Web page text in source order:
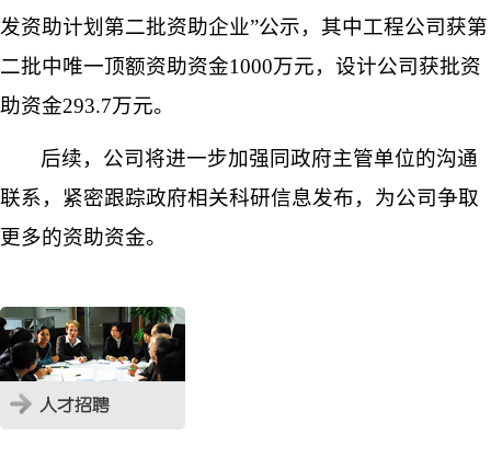
发资助计划第二批资助企业”公示，其中工程公司获第
二批中唯一顶额资助资金1000万元，设计公司获批资
助资金293.7万元。
后续，公司将进一步加强同政府主管单位的沟通
联系，紧密跟踪政府相关科研信息发布，为公司争取
更多的资助资金。